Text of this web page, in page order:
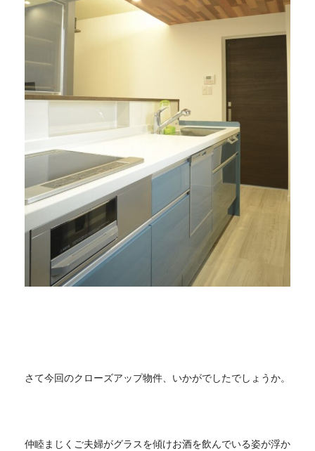
さて今回のクローズアップ物件、いかがでしたでしょうか。
仲睦まじくご夫婦がグラスを傾けお酒を飲んでいる姿が浮か